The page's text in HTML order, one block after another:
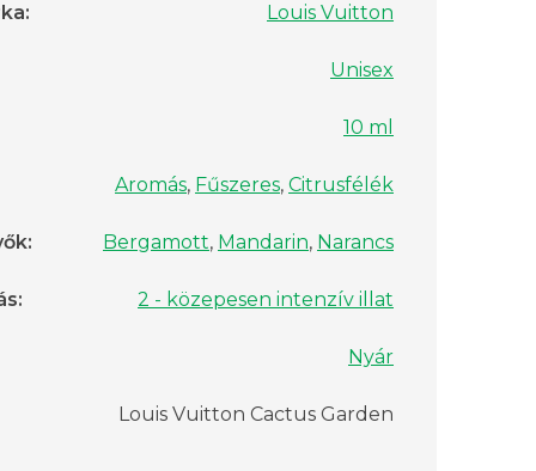
: Louis Vuitton
Unisex
10 ml
Aromás, Fűszeres, Citrusfélék
: Bergamott, Mandarin, Narancs
: 2 - közepesen intenzív illat
Nyár
Louis Vuitton Cactus Garden